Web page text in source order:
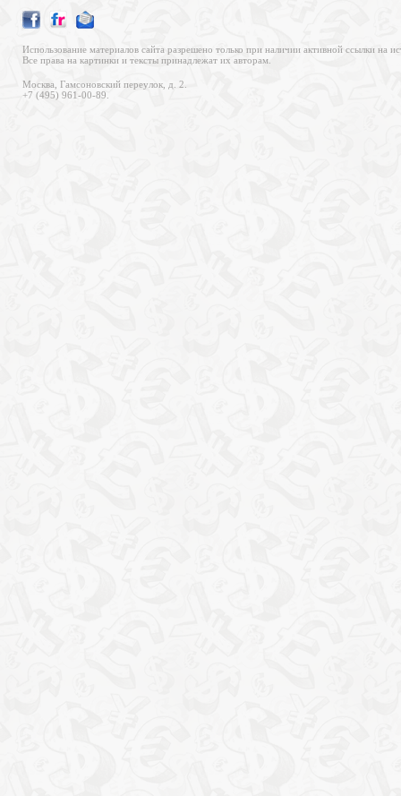
Использование материалов сайта разрешено только при наличии активной ссылки на
Все права на картинки и тексты принадлежат их авторам.
Москва, Гамсоновский переулок, д. 2.
+7 (495) 961-00-89.